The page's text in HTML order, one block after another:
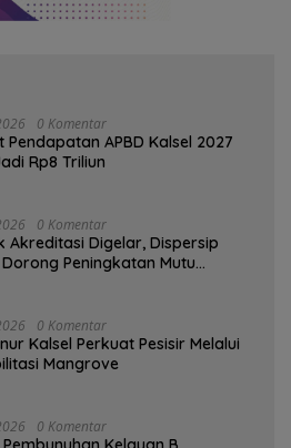
0 Komentar
Pendapatan APBD Kalsel 2027
Rp8 Triliun
0 Komentar
Akreditasi Digelar, Dispersip
Peningkatan Mutu
0 Komentar
Kalsel Perkuat Pesisir Melalui
Mangrove
0 Komentar